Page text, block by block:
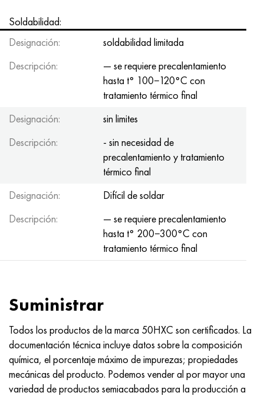
Soldabilidad:
Designación:
soldabilidad limitada
Descripción:
— se requiere precalentamiento
hasta t° 100−120°С con
tratamiento térmico final
Designación:
sin limites
Descripción:
- sin necesidad de
precalentamiento y tratamiento
térmico final
Designación:
Difícil de soldar
Descripción:
— se requiere precalentamiento
hasta t° 200−300°С con
tratamiento térmico final
Suministrar
Todos los productos de la marca 50НХС son certificados. La
documentación técnica incluye datos sobre la composición
química, el porcentaje máximo de impurezas; propiedades
mecánicas del producto. Podemos vender al por mayor una
variedad de productos semiacabados para la producción a